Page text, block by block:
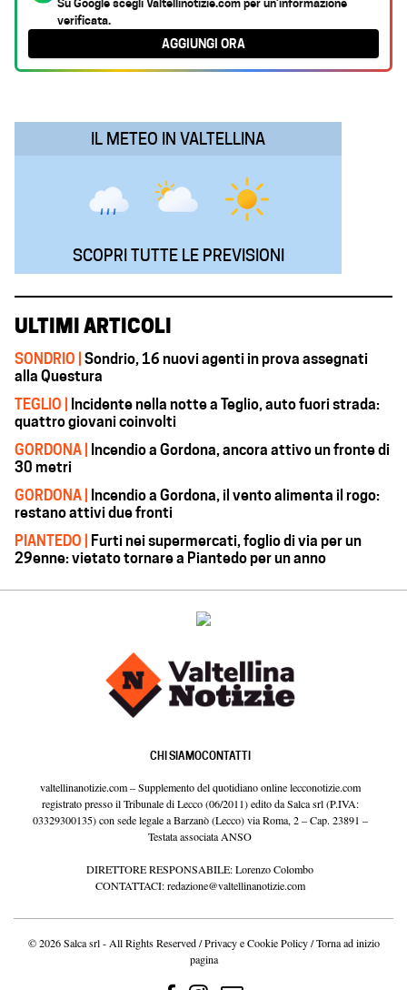
b
o
s
A
e
d
g
r
l
Su Google scegliValtellinotizie.comper un’informazione
verificata.
AGGIUNGI ORA
IL METEO IN VALTELLINA
SCOPRI TUTTE LE PREVISIONI
ULTIMI ARTICOLI
SONDRIO | Sondrio, 16 nuovi agenti in prova assegnati
alla Questura
TEGLIO |
Incidente nella notte a Teglio, auto fuori strada:
quattro giovani coinvolti
GORDONA |
Incendio a Gordona, ancora attivo un fronte di
30 metri
GORDONA |
Incendio a Gordona, il vento alimenta il rogo:
restano attivi due fronti
PIANTEDO |
Furti nei supermercati, foglio di via per un
29enne: vietato tornare a Piantedo per un anno
CHI SIAMOCONTATTI
valtellinanotizie.com – Supplemento del quotidiano online lecconotizie.com
registrato presso il Tribunale di Lecco (06/2011) edito da Salca srl (P.IVA:
03329300135) con sede legale a Barzanò (Lecco) via Roma, 2 – Cap. 23891 –
Testata associata ANSO
DIRETTORE RESPONSABILE: Lorenzo Colombo
CONTATTACI:redazione@valtellinanotizie.com
© 2026 Salca srl - All Rights Reserved /Privacy e Cookie Policy/Torna ad inizio
pagina